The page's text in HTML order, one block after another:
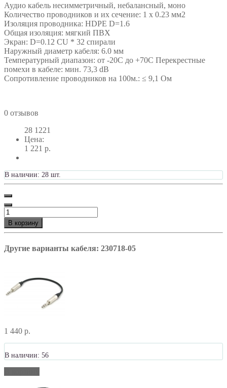
Аудио кабель несимметричный, небалансный, моно
Количество проводников и их сечение: 1 х 0.23 мм2
Изоляция проводника: HDPE D=1.6
Общая изоляция: мягкий ПВХ
Экран: D=0.12 CU * 32 спирали
Наружный диаметр кабеля: 6.0 мм
Температурный диапазон: от -20С до +70С Перекрестные
помехи в кабеле: мин. 73,3 dB
Сопротивление проводников на 100м.: ≤ 9,1 Ом
0 отзывов
28 1221
Цена:
1 221 р.
В наличии: 28 шт.
В корзину
Другие варианты кабеля: 230718-05
1 440 р.
В наличии: 56